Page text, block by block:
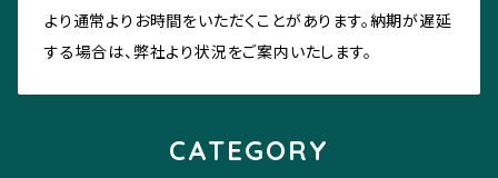
より通常よりお時間をいただくことがあります。納期が遅延
する場合は、弊社より状況をご案内いたします。
CATEGORY